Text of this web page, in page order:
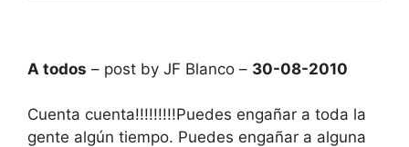
A todos – post by JF Blanco – 30-08-2010
Cuenta cuenta!!!!!!!!!Puedes engañar a toda la
gente algún tiempo. Puedes engañar a alguna